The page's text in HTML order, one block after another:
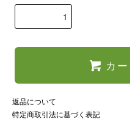
カ
返品について
特定商取引法に基づく表記